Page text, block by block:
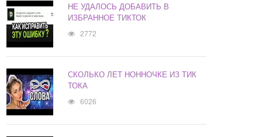
НЕ УДАЛОСЬ ДОБАВИТЬ В
ИЗБРАННОЕ ТИКТОК
2772
СКОЛЬКО ЛЕТ НОННОЧКЕ ИЗ ТИК
ТОКА
6026